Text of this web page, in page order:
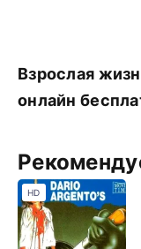
Взрослая
онлайн
HD